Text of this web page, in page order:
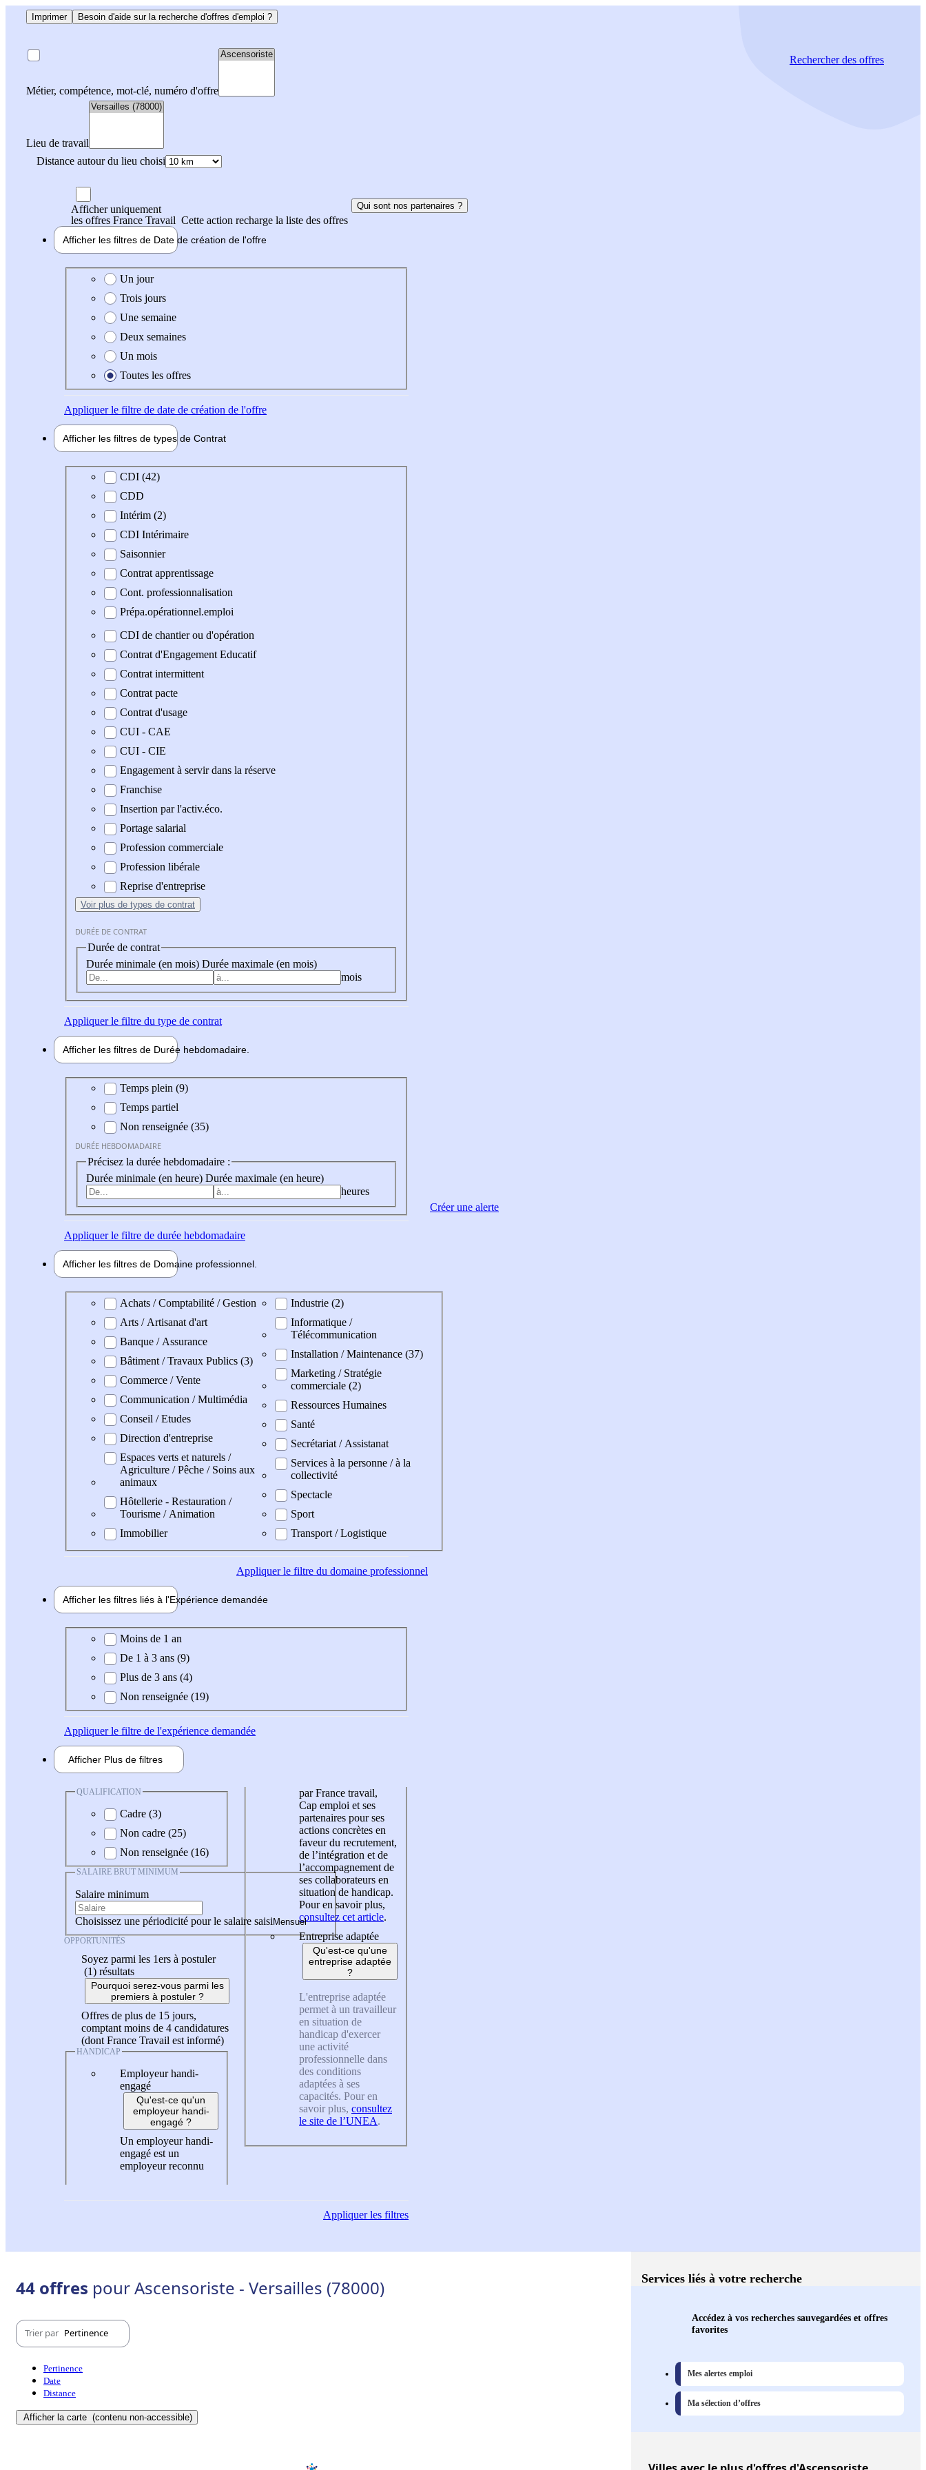
Imprimer Besoin d'aide sur la recherche d'offres d'emploi ?
Métier, compétence, mot-clé, numéro d'offre
Lieu de travail
Distance autour du lieu choisi
Rechercherdes offres
Afficher uniquement
les offres France Travail Cette action recharge la liste des offres
Qui sont nos partenaires ?
Afficher les filtres de Date de création de l'offre
Date de création de l'offre
Un jour
Trois jours
Une semaine
Deux semaines
Un mois
Toutes les offres
Appliquerle filtre de date de création de l'offre
Afficher les filtres de types de Contrat
Type de contratCDI (42)
CDD
Intérim (2)
CDI Intérimaire
Saisonnier
Contrat apprentissage
Cont. professionnalisation
Prépa.opérationnel.emploi
CDI de chantier ou d'opération
Contrat d'Engagement Educatif
Contrat intermittent
Contrat pacte
Contrat d'usage
CUI - CAE
CUI - CIE
Engagement à servir dans la réserve
Franchise
Insertion par l'activ.éco.
Portage salarial
Profession commerciale
Profession libérale
Reprise d'entreprise
Voir plus de types de contrat
DURÉE DE CONTRAT
Durée de contrat
Durée minimale (en mois) Durée maximale (en mois)
mois
Appliquerle filtre du type de contrat
Afficher les filtres de Durée hebdomadaire
Durée hebdomadaire
Temps plein (9)
Temps partiel
Non renseignée (35)
DURÉE HEBDOMADAIRE
Précisez la durée hebdomadaire :
Durée minimale (en heure) Durée maximale (en heure)
heures
Appliquerle filtre de durée hebdomadaire
Afficher les filtres de Domaine professionnel
Domaine professionel
Achats / Comptabilité / Gestion
Arts / Artisanat d'art
Banque / Assurance
Bâtiment / Travaux Publics (3)
Commerce / Vente
Communication / Multimédia
Conseil / Etudes
Direction d'entreprise
Espaces verts et naturels /
Agriculture / Pêche / Soins aux
animaux
Hôtellerie - Restauration /
Tourisme / Animation
Immobilier
Industrie (2)
Informatique /
Télécommunication
Installation / Maintenance (37)
Marketing / Stratégie
commerciale (2)
Ressources Humaines
Santé
Secrétariat / Assistanat
Services à la personne / à la
collectivité
Spectacle
Sport
Transport / Logistique
Appliquerle filtre du domaine professionnel
Afficher les filtres liés à l'Expérience demandée
Expérience demandée
Moins de 1 an
De 1 à 3 ans (9)
Plus de 3 ans (4)
Non renseignée (19)
Appliquerle filtre de l'expérience demandée
Afficher Plus de filtres
QUALIFICATION
Cadre (3)
Non cadre (25)
Non renseignée (16)
SALAIRE BRUT MINIMUM
Salaire minimum
Choisissez une périodicité pour le salaire saisi
OPPORTUNITÉS
Soyez parmi les 1ers à postuler
(1) résultats
Pourquoi serez-vous parmi les
premiers à postuler ?
Offres de plus de 15 jours,
comptant moins de 4 candidatures
(dont France Travail est informé)
HANDICAP
Employeur handi-
engagé
Qu'est-ce qu'un
employeur handi-
engagé ?
Un employeur handi-
engagé est un
employeur reconnu
par France travail,
Cap emploi et ses
partenaires pour ses
actions concrètes en
faveur du recrutement,
de l’intégration et de
l’accompagnement de
ses collaborateurs en
situation de handicap.
Pour en savoir plus,
consultez cet article.
Entreprise adaptée
Qu'est-ce qu'une
entreprise adaptée
?
L'entreprise adaptée
permet à un travailleur
en situation de
handicap d'exercer
une activité
professionnelle dans
des conditions
adaptées à ses
capacités. Pour en
savoir plus, consultez
le site de l’UNEA.
Appliquerles filtres
Créer une alerte
44 offres pour Ascensoriste - Versailles (78000)
Trier par Pertinence
Pertinence
Date
Distance
Afficher la carte (contenu non-accessible)
Services liés à votre recherche
Accédez à vos recherches sauvegardées et offres
favorites
Mes alertes emploi
Ma sélection d’offres